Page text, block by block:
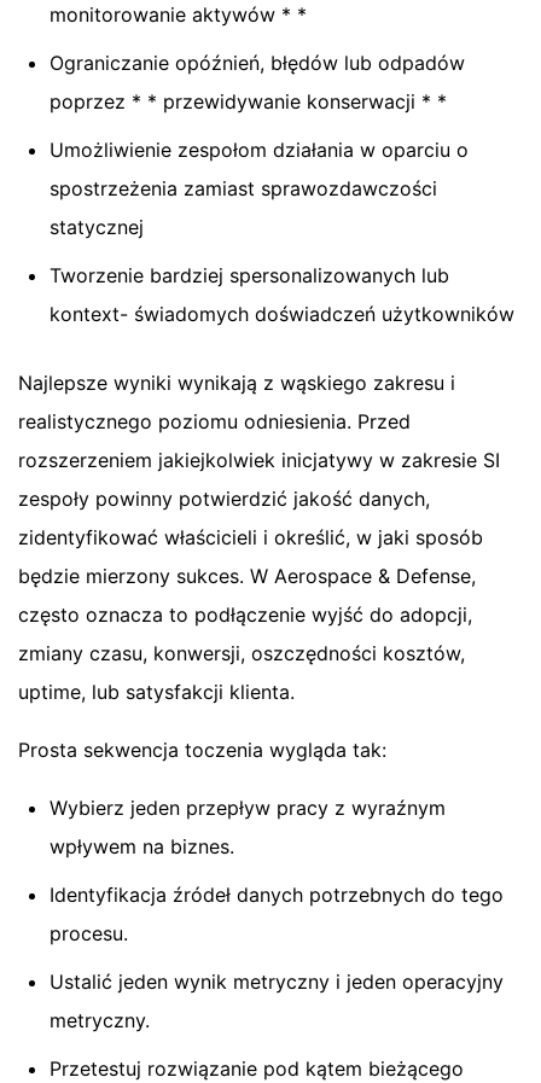
monitorowanie aktywów * *
Ograniczanie opóźnień, błędów lub odpadów
poprzez * * przewidywanie konserwacji * *
Umożliwienie zespołom działania w oparciu o
spostrzeżenia zamiast sprawozdawczości
statycznej
Tworzenie bardziej spersonalizowanych lub
kontext- świadomych doświadczeń użytkowników
Najlepsze wyniki wynikają z wąskiego zakresu i
realistycznego poziomu odniesienia. Przed
rozszerzeniem jakiejkolwiek inicjatywy w zakresie SI
zespoły powinny potwierdzić jakość danych,
zidentyfikować właścicieli i określić, w jaki sposób
będzie mierzony sukces. W Aerospace & Defense,
często oznacza to podłączenie wyjść do adopcji,
zmiany czasu, konwersji, oszczędności kosztów,
uptime, lub satysfakcji klienta.
Prosta sekwencja toczenia wygląda tak:
Wybierz jeden przepływ pracy z wyraźnym
wpływem na biznes.
Identyfikacja źródeł danych potrzebnych do tego
procesu.
Ustalić jeden wynik metryczny i jeden operacyjny
metryczny.
Przetestuj rozwiązanie pod kątem bieżącego